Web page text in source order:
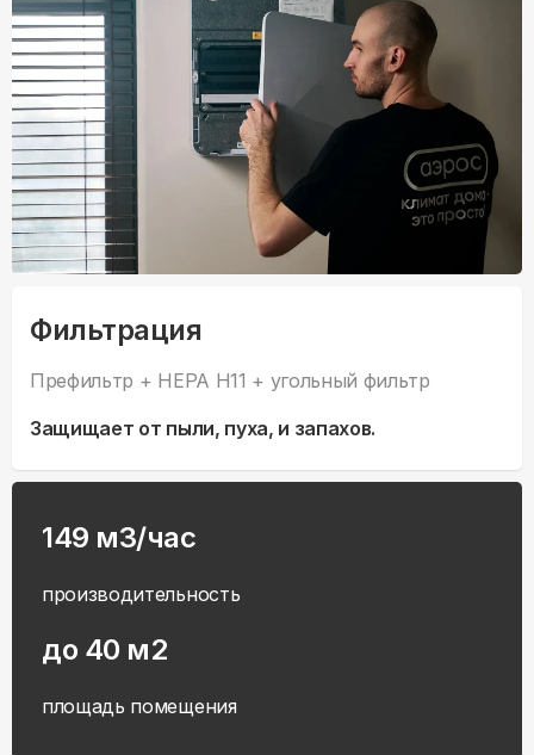
Фильтрация
Префильтр + HEPA H11 + угольный фильтр
Защищает от пыли, пуха, и запахов.
149 м3/час
производительность
до 40 м2
площадь помещения